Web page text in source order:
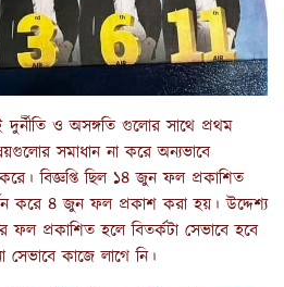
দুর্নীতি ও অসঙ্গতি গুলোর সাথে প্রথম
সমাধান না করে অন্যভাবে
করে। বিজ্ঞপ্তি ছিল ১৪ জুন ফল প্রকাশিত
করে ৪ জুন ফল প্রকাশ করা হয়। উদ্দেশ্য
প্রকাশিত হলে বিতর্কটা সেভাবে হবে
কাজে লাগে নি।